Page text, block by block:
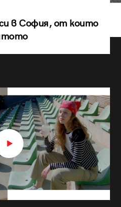
в София, от които